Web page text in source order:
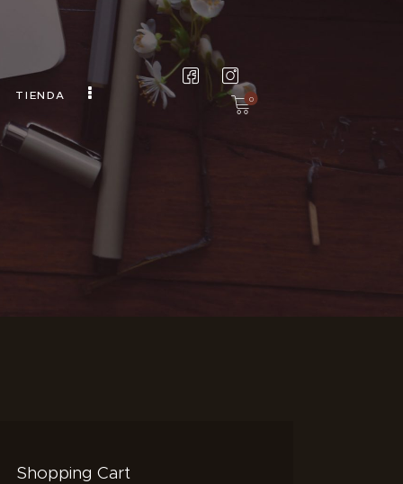
TIENDA 0
Shopping Cart